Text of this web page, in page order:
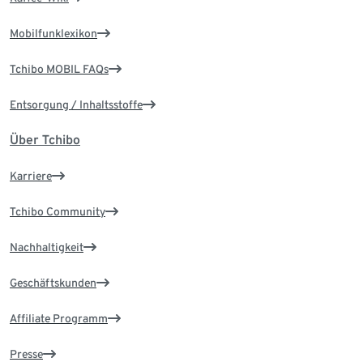
Mobilfunklexikon
Tchibo MOBIL FAQs
Entsorgung / Inhaltsstoffe
Über Tchibo
Karriere
Tchibo Community
Nachhaltigkeit
Geschäftskunden
Affiliate Programm
Presse